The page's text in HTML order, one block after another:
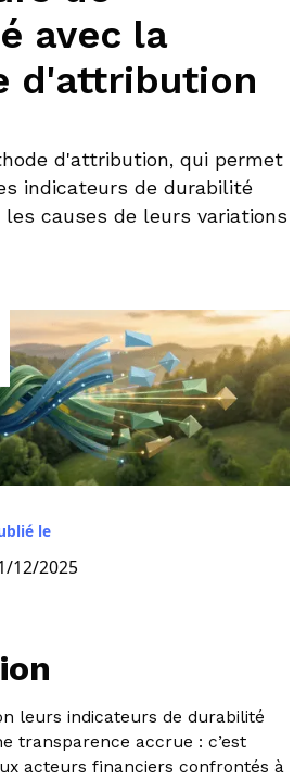
avec la
d'attribution
d'attribution, qui permet
indicateurs de durabilité
causes de leurs variations
le
12/2025
leurs indicateurs de durabilité
transparence accrue : c’est
acteurs financiers confrontés à